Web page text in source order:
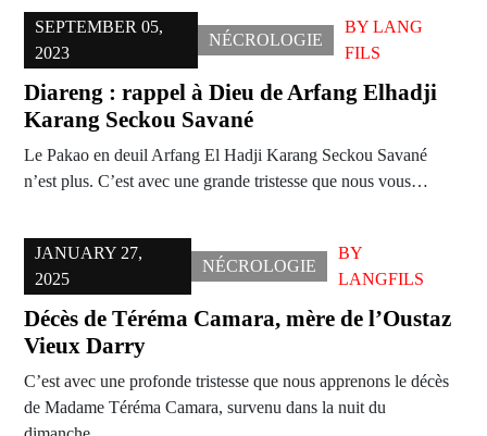
SEPTEMBER 05,
2023
NÉCROLOGIE
BY LANG
FILS
Diareng : rappel à Dieu de Arfang Elhadji
Karang Seckou Savané
Le Pakao en deuil Arfang El Hadji Karang Seckou Savané
n’est plus. C’est avec une grande tristesse que nous vous…
JANUARY 27,
2025
NÉCROLOGIE
BY
LANGFILS
Décès de Téréma Camara, mère de l’Oustaz
Vieux Darry
C’est avec une profonde tristesse que nous apprenons le décès
de Madame Téréma Camara, survenu dans la nuit du